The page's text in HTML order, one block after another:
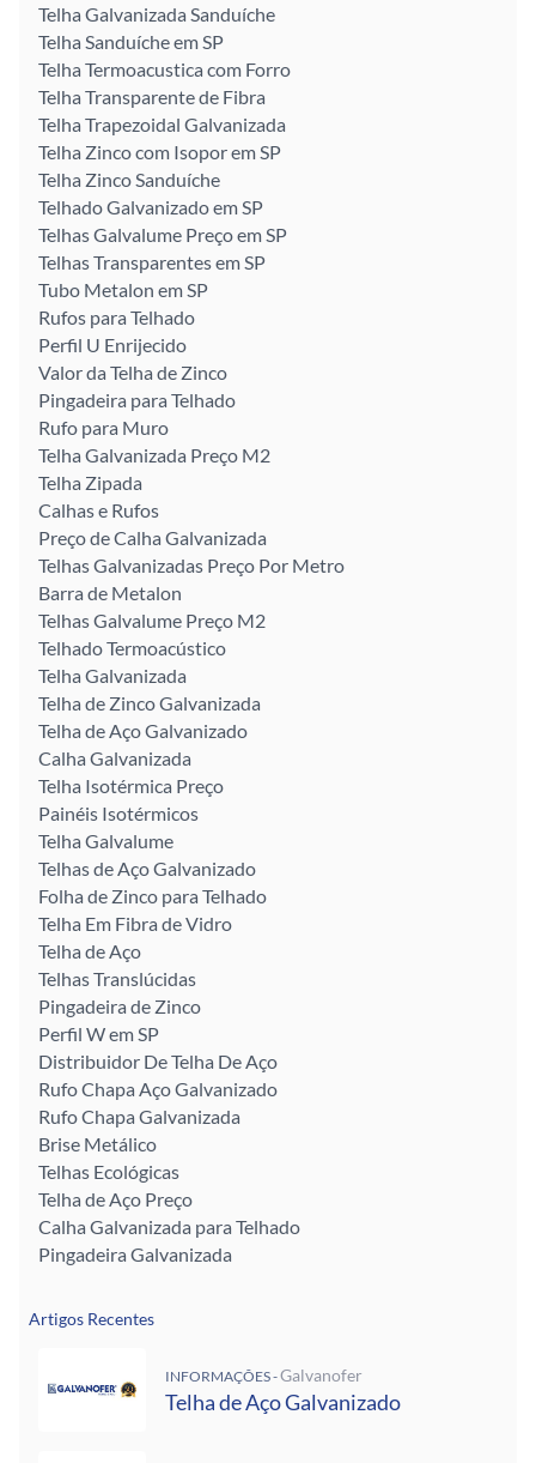
Telha Galvanizada Sanduíche
Telha Sanduíche em SP
Telha Termoacustica com Forro
Telha Transparente de Fibra
Telha Trapezoidal Galvanizada
Telha Zinco com Isopor em SP
Telha Zinco Sanduíche
Telhado Galvanizado em SP
Telhas Galvalume Preço em SP
Telhas Transparentes em SP
Tubo Metalon em SP
Rufos para Telhado
Perfil U Enrijecido
Valor da Telha de Zinco
Pingadeira para Telhado
Rufo para Muro
Telha Galvanizada Preço M2
Telha Zipada
Calhas e Rufos
Preço de Calha Galvanizada
Telhas Galvanizadas Preço Por Metro
Barra de Metalon
Telhas Galvalume Preço M2
Telhado Termoacústico
Telha Galvanizada
Telha de Zinco Galvanizada
Telha de Aço Galvanizado
Calha Galvanizada
Telha Isotérmica Preço
Painéis Isotérmicos
Telha Galvalume
Telhas de Aço Galvanizado
Folha de Zinco para Telhado
Telha Em Fibra de Vidro
Telha de Aço
Telhas Translúcidas
Pingadeira de Zinco
Perfil W em SP
Distribuidor De Telha De Aço
Rufo Chapa Aço Galvanizado
Rufo Chapa Galvanizada
Brise Metálico
Telhas Ecológicas
Telha de Aço Preço
Calha Galvanizada para Telhado
Pingadeira Galvanizada
Artigos Recentes
INFORMAÇÕES -Galvanofer
Telha de Aço Galvanizado